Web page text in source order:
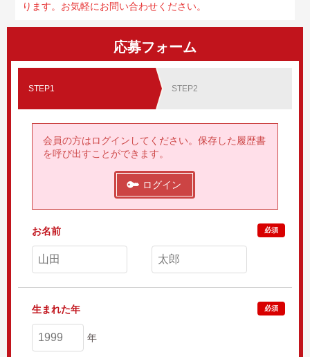
ります。お気軽にお問い合わせください。
応募フォーム
STEP1 STEP2
会員の方はログインしてください。保存した履歴書
を呼び出すことができます。
ログイン
お名前 必須
生まれた年 必須
年